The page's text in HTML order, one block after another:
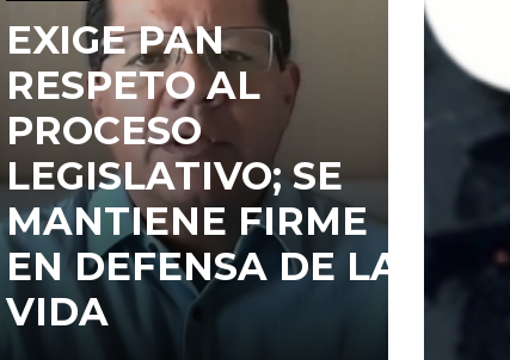
EXIGE PAN
RESPETO AL
PROCESO
LEGISLATIVO; SE
MANTIENE FIRME
EN DEFENSA DE LA
VIDA